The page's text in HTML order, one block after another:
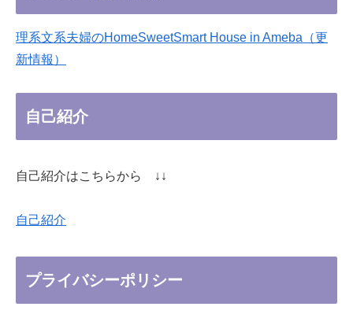
理系文系夫婦のHomeSweetSmart House in Ameba（更
新情報）
自己紹介
自己紹介はこちらから ↓↓
自己紹介
プライバシーポリシー